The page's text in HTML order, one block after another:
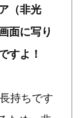
（非光
面に写り
すよ！
持ちです